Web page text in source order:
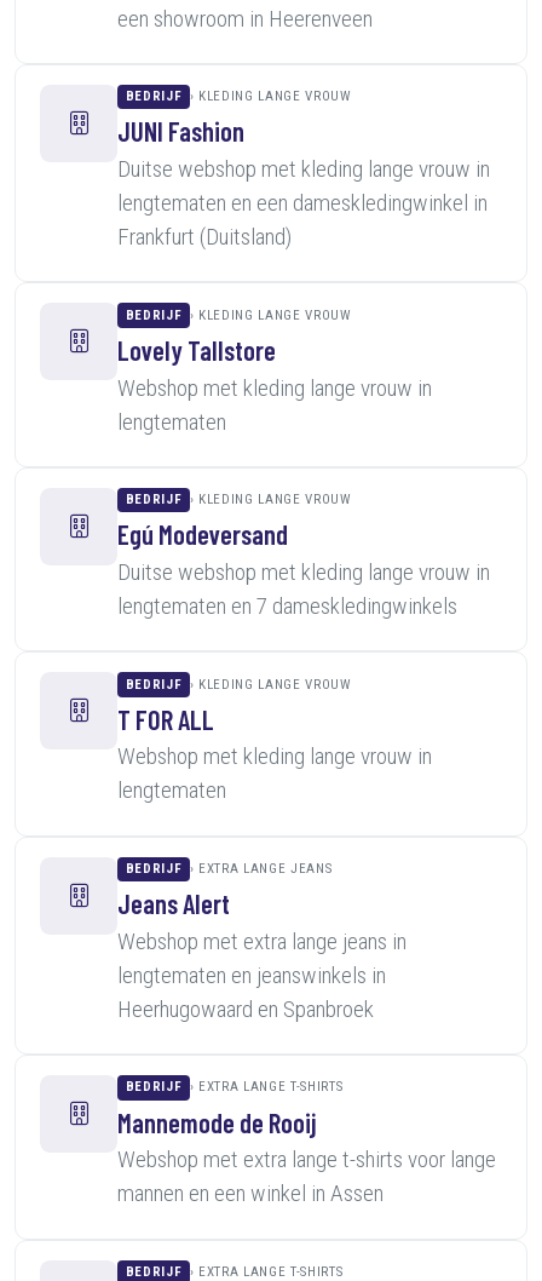
een showroom in Heerenveen
BEDRIJF KLEDING LANGE VROUW
JUNI Fashion
Duitse webshop met kleding lange vrouw in
lengtematen en een dameskledingwinkel in
Frankfurt (Duitsland)
BEDRIJF KLEDING LANGE VROUW
Lovely Tallstore
Webshop met kleding lange vrouw in
lengtematen
BEDRIJF KLEDING LANGE VROUW
Egú Modeversand
Duitse webshop met kleding lange vrouw in
lengtematen en 7 dameskledingwinkels
BEDRIJF KLEDING LANGE VROUW
T FOR ALL
Webshop met kleding lange vrouw in
lengtematen
BEDRIJF EXTRA LANGE JEANS
Jeans Alert
Webshop met extra lange jeans in
lengtematen en jeanswinkels in
Heerhugowaard en Spanbroek
BEDRIJF EXTRA LANGE T-SHIRTS
Mannemode de Rooij
Webshop met extra lange t-shirts voor lange
mannen en een winkel in Assen
BEDRIJF EXTRA LANGE T-SHIRTS